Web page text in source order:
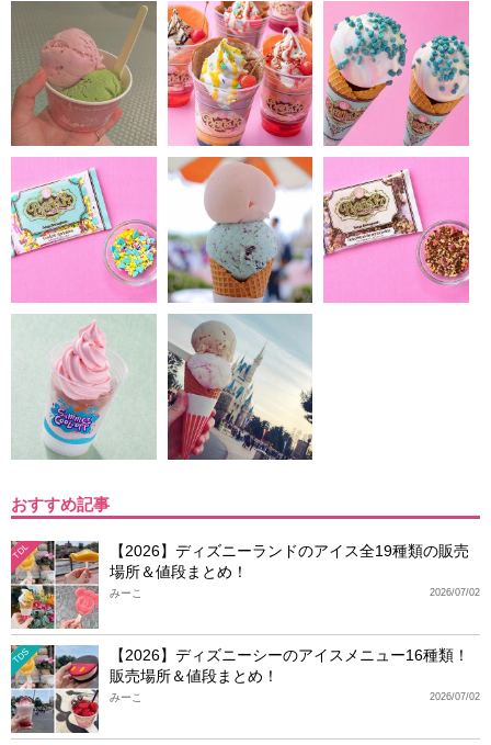
おすすめ記事
TDL
【2026】ディズニーランドのアイス全19種類の販売
場所＆値段まとめ！
2026/07/02
みーこ
TDS
【2026】ディズニーシーのアイスメニュー16種類！
販売場所＆値段まとめ！
2026/07/02
みーこ